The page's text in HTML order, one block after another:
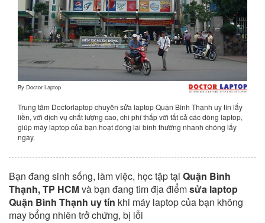
By Doctor Laptop
Trung tâm Doctorlaptop chuyên sửa laptop Quận Bình Thạnh uy tín lấy
liền, với dịch vụ chất lượng cao, chi phí thấp với tất cả các dòng laptop,
giúp máy laptop của bạn hoạt động lại bình thường nhanh chóng lấy
ngay.
Bạn đang sinh sống, làm việc, học tập tại Quận Bình
Thạnh, TP HCMvà bạn đang tìm địa điểmsửa laptop
Quận Bình Thạnh uy tín khi máy laptop của bạn không
may bổng nhiên trở chứng, bị lỗi